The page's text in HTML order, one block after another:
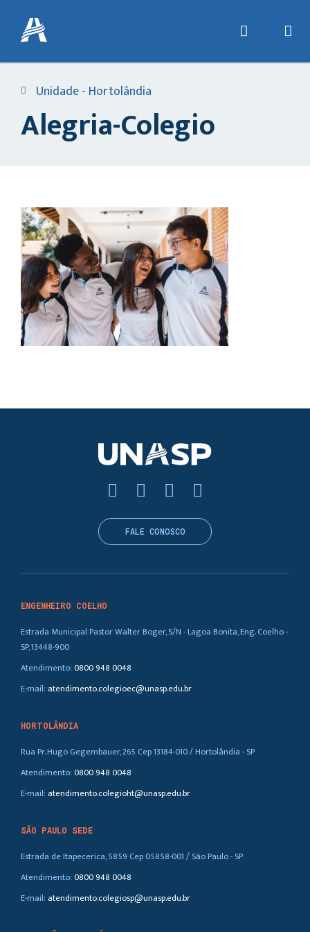
Unidade - Hortolândia
Alegria-Colegio
ENGENHEIRO COELHO
Estrada Municipal Pastor Walter Boger, S/N - Lagoa Bonita, Eng. Coelho -
SP, 13448-900
Atendimento:0800 948 0048
E-mail: atendimento.colegioec@unasp.edu.br
HORTOLÂNDIA
Rua Pr. Hugo Gegembauer, 265 Cep 13184-010 / Hortolândia - SP
Atendimento:0800 948 0048
E-mail: atendimento.colegioht@unasp.edu.br
SÃO PAULO SEDE
Estrada de Itapecerica, 5859 Cep 05858-001 / São Paulo - SP
Atendimento:0800 948 0048
E-mail: atendimento.colegiosp@unasp.edu.br
FALE CONOSCO